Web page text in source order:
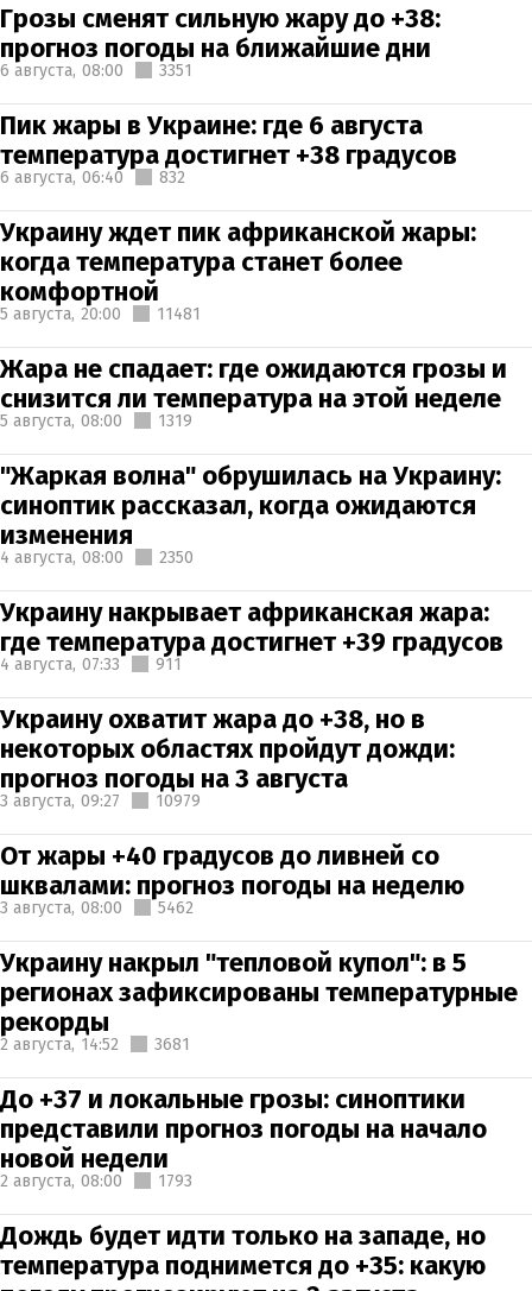
Грозы сменят сильную жару до +38:
прогноз погоды на ближайшие дни
6 августа, 08:00 3351
Пик жары в Украине: где 6 августа
температура достигнет +38 градусов
6 августа, 06:40 832
Украину ждет пик африканской жары:
когда температура станет более
комфортной
5 августа, 20:00 11481
Жара не спадает: где ожидаются грозы и
снизится ли температура на этой неделе
5 августа, 08:00 1319
"Жаркая волна" обрушилась на Украину:
синоптик рассказал, когда ожидаются
изменения
4 августа, 08:00 2350
Украину накрывает африканская жара:
где температура достигнет +39 градусов
4 августа, 07:33 911
Украину охватит жара до +38, но в
некоторых областях пройдут дожди:
прогноз погоды на 3 августа
3 августа, 09:27 10979
От жары +40 градусов до ливней со
шквалами: прогноз погоды на неделю
3 августа, 08:00 5462
Украину накрыл "тепловой купол": в 5
регионах зафиксированы температурные
рекорды
2 августа, 14:52 3681
До +37 и локальные грозы: синоптики
представили прогноз погоды на начало
новой недели
2 августа, 08:00 1793
Дождь будет идти только на западе, но
температура поднимется до +35: какую